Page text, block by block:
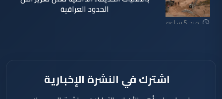
منذ 5 ساعة
الحدود العراقية
اشترك في النشرة الإخبارية